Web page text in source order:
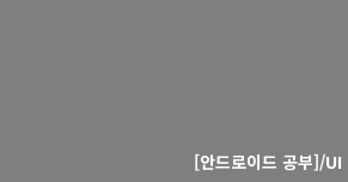
[안드로이드 공부]/UI